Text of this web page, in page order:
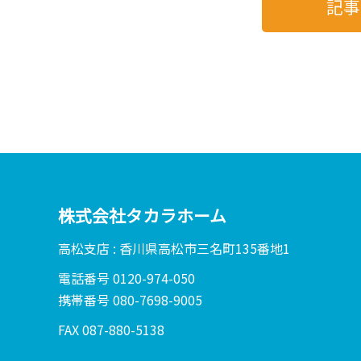
記
株式会社タカラホーム
高松支店 : 香川県高松市三名町135番地1
電話番号 0120-974-050
携帯番号 080-7698-9005
FAX 087-880-5138